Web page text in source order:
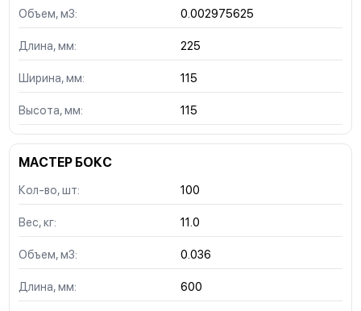
Объем, м3: 0.002975625
Длина, мм: 225
Ширина, мм: 115
Высота, мм: 115
МАСТЕР БОКС
Кол-во, шт: 100
Вес, кг: 11.0
Объем, м3: 0.036
Длина, мм: 600